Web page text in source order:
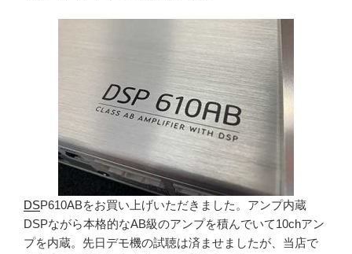
DSP610ABをお買い上げいただきました。アンプ内蔵
DSPながら本格的なAB級のアンプを積んでいて10chアン
プを内蔵。先日デモ機の試聴は済ませましたが、当店で